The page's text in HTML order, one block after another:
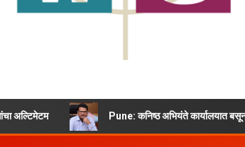
Pune: कनिष्ठ अभियंते कार्यालयात बसून काय